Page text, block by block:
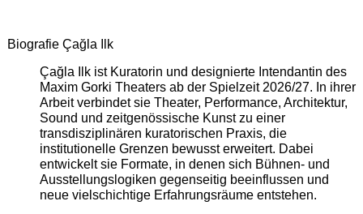
Biografie Çağla Ilk
Çağla Ilk ist Kuratorin und designierte Intendantin des
Maxim Gorki Theaters ab der Spielzeit 2026/27. In ihrer
Arbeit verbindet sie Theater, Performance, Architektur,
Sound und zeitgenössische Kunst zu einer
transdisziplinären kuratorischen Praxis, die
institutionelle Grenzen bewusst erweitert. Dabei
entwickelt sie Formate, in denen sich Bühnen- und
Ausstellungslogiken gegenseitig beeinflussen und
neue vielschichtige Erfahrungsräume entstehen.